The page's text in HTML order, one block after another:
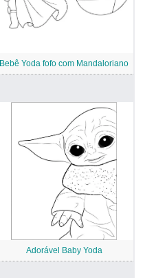
Bebê Yoda fofo com Mandaloriano
Adorável Baby Yoda